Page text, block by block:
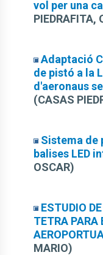
vol per una
PIEDRAFITA,
Adaptació
de pistó a la
d'aeronaus
(CASAS
Sistema de
balises LED
OSCAR)
ESTUDIO
TETRA PARA
MARIO)